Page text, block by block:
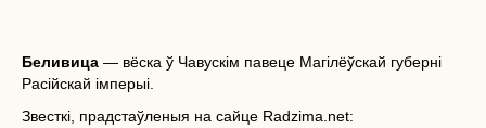
Беливица — вёска ў Чавускім павеце Магілёўскай губерні
Расійскай імперыі.
Звесткі, прадстаўленыя на сайце Radzima.net: